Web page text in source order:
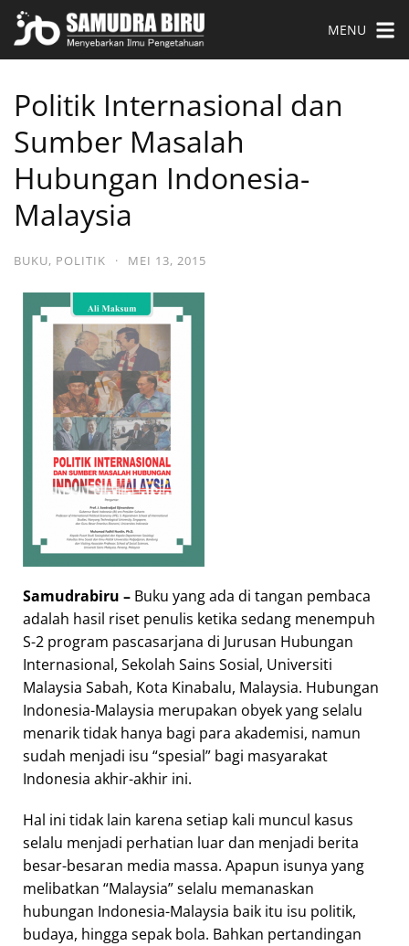
MENU
Politik Internasional dan
Sumber Masalah
Hubungan Indonesia-
Malaysia
BUKU, POLITIK · MEI 13, 2015
Samudrabiru – Buku yang ada di tangan pembaca
adalah hasil riset penulis ketika sedang menempuh
S-2 program pascasarjana di Jurusan Hubungan
Internasional, Sekolah Sains Sosial, Universiti
Malaysia Sabah, Kota Kinabalu, Malaysia. Hubungan
Indonesia-Malaysia merupakan obyek yang selalu
menarik tidak hanya bagi para akademisi, namun
sudah menjadi isu “spesial” bagi masyarakat
Indonesia akhir-akhir ini.
Hal ini tidak lain karena setiap kali muncul kasus
selalu menjadi perhatian luar dan menjadi berita
besar-besaran media massa. Apapun isunya yang
melibatkan “Malaysia” selalu memanaskan
hubungan Indonesia-Malaysia baik itu isu politik,
budaya, hingga sepak bola. Bahkan pertandingan